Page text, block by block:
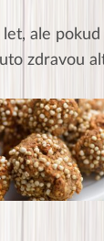
ale pokud
zdravou